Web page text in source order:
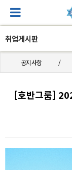
취업게시판
공지사항
[호반그룹]